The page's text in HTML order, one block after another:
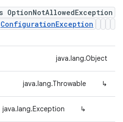
ConfigurationException
java.lang.Object
↳
java.lang.Throwable
↳
java.lang.Exception